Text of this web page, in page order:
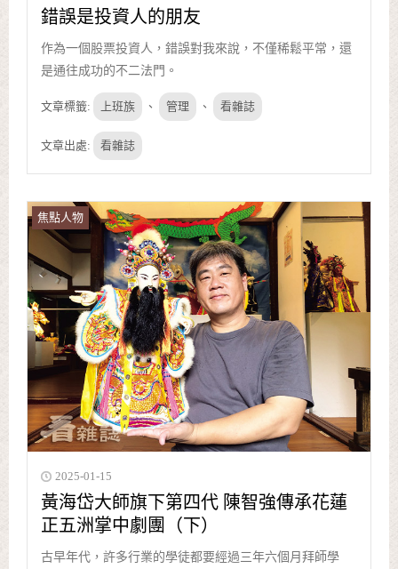
錯誤是投資人的朋友
作為一個股票投資人，錯誤對我來說，不僅稀鬆平常，還
是通往成功的不二法門。
文章標籤: 上班族 、 管理 、 看雜誌
文章出處: 看雜誌
焦點人物
2025-01-15
黃海岱大師旗下第四代 陳智強傳承花蓮
正五洲掌中劇團（下）
古早年代，許多行業的學徒都要經過三年六個月拜師學